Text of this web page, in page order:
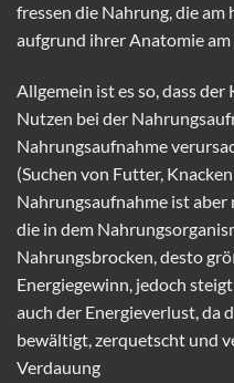
fressen die Nahrung, die
aufgrund ihrer Anatomie am
Allgemein ist es so, dass
Nutzen bei der
Nahrungsaufnahme
(Suchen von Futter,
Nahrungsaufnahme ist
die in dem
Nahrungsbrocken, desto
Energiegewinn, jedoch
auch der Energieverlust, da
bewältigt, zerquetscht und
Verdauung